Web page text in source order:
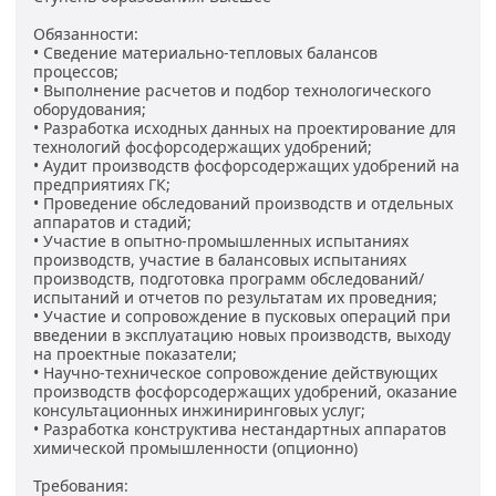
Обязанности:
• Сведение материально-тепловых балансов
процессов;
• Выполнение расчетов и подбор технологического
оборудования;
• Разработка исходных данных на проектирование для
технологий фосфорсодержащих удобрений;
• Аудит производств фосфорсодержащих удобрений на
предприятиях ГК;
• Проведение обследований производств и отдельных
аппаратов и стадий;
• Участие в опытно-промышленных испытаниях
производств, участие в балансовых испытаниях
производств, подготовка программ обследований/
испытаний и отчетов по результатам их проведния;
• Участие и сопровождение в пусковых операций при
введении в эксплуатацию новых производств, выходу
на проектные показатели;
• Научно-техническое сопровождение действующих
производств фосфорсодержащих удобрений, оказание
консультационных инжиниринговых услуг;
• Разработка конструктива нестандартных аппаратов
химической промышленности (опционно)
Требования: